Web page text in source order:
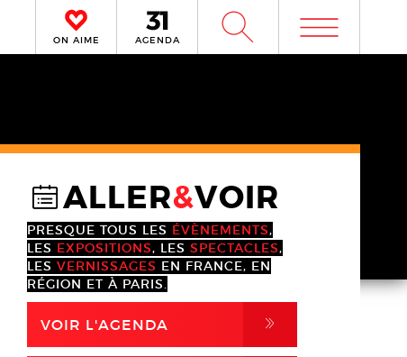
ON AIME AGENDA W m
@ALLER&VOIR
PRESQUE TOUS LES ÉVÈNEMENTS,
LES EXPOSITIONS, LES SPECTACLES,
LES VERNISSAGES EN FRANCE, EN
RÉGION ET À PARIS.
VOIR L'AGENDA ,